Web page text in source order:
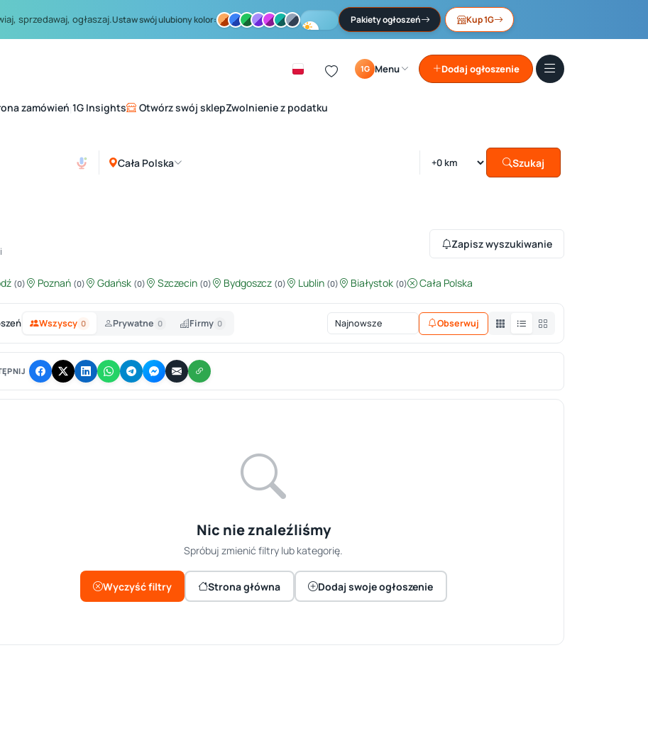
sprzedawaj, ogłaszaj.Ustaw swój ulubiony kolor: Pakiety ogłoszeń Kup 1G
1G Menu Dodaj ogłoszenie
zamówień 1G Insights Otwórz swój sklepZwolnienie z podatku
Cała Polska Szukaj
Zapisz wyszukiwanie
(0) Poznań (0) Gdańsk (0) Szczecin (0) Bydgoszcz (0) Lublin (0) Białystok (0) Cała Polska
Wszyscy 0 Prywatne 0 Firmy 0 Obserwuj
Nic nie znaleźliśmy
Spróbuj zmienić filtry lub kategorię.
Wyczyść filtry Strona główna Dodaj swoje ogłoszenie